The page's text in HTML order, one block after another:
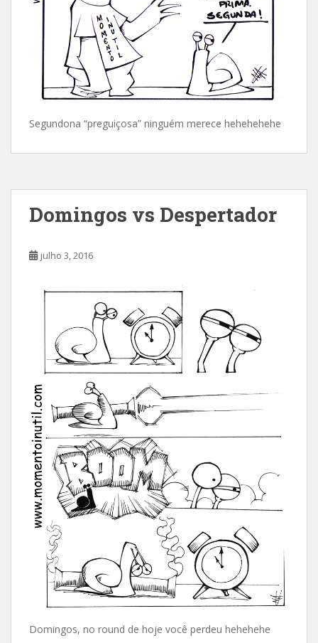
Segundona “preguiçosa” ninguém merece hehehehehe
Domingos vs Despertador
julho 3, 2016
Domingos, no round de hoje você perdeu hehehehe